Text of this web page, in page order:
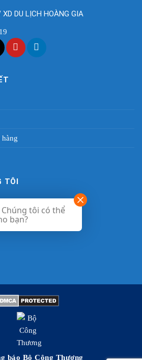
DU LỊCH HOÀNG GIA
TÔI
báo Bộ Công Thương
Chúng tôi có thể
bạn?